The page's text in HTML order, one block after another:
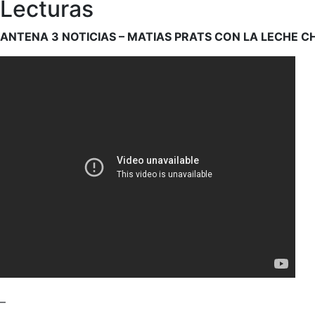
Lecturas
ANTENA 3 NOTICIAS – MATIAS PRATS CON LA LECHE
–